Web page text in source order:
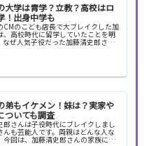
大学は青学？立教？高校はロ
！出身中学も
CMのこども店長で大ブレイクした加
、高校時代に留学していたことを明
なぜ人気子役だった加藤清史郎さん
のでしょうか。今回は、加藤清史郎
弟もイケメン！妹は？実家や
ついても調査
郎さんは子役時代にブレイクしまし
んも芸能人です。両親はどんな人な
今回は、加藤清史郎さんの家族につ